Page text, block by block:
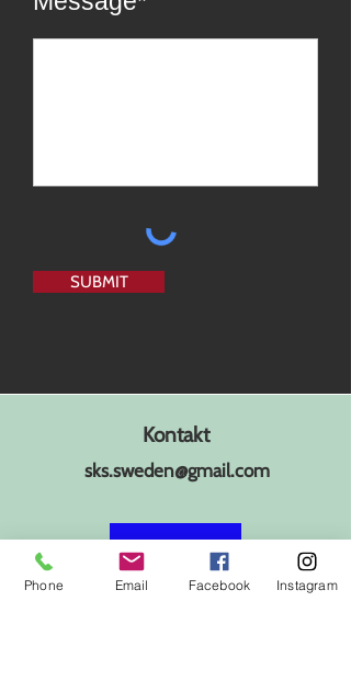
SUBMIT
Kontakt
sks.sweden@gmail.com
Phone Email Facebook Instagram